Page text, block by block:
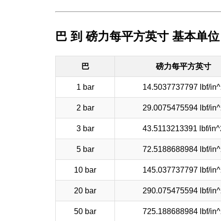
巴 到 磅力每平方英寸 基本单位
巴 磅力每平方英寸
1 bar 14.5037737797 lbf/
2 bar 29.0075475594 lbf/
3 bar 43.5113213391 lbf/
5 bar 72.5188688984 lbf/
10 bar 145.037737797 lbf/
20 bar 290.075475594 lbf/
50 bar 725.188688984 lbf/